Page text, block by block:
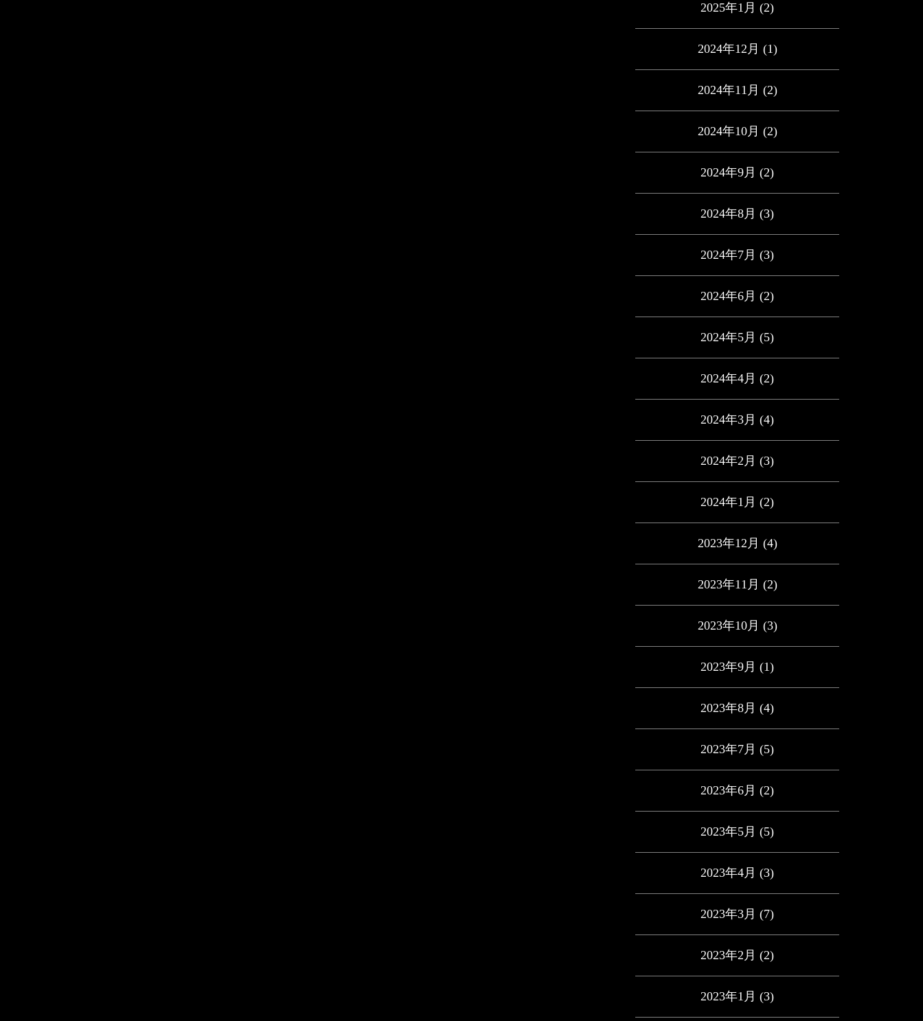
2025年1月 (2)
2024年12月 (1)
2024年11月 (2)
2024年10月 (2)
2024年9月 (2)
2024年8月 (3)
2024年7月 (3)
2024年6月 (2)
2024年5月 (5)
2024年4月 (2)
2024年3月 (4)
2024年2月 (3)
2024年1月 (2)
2023年12月 (4)
2023年11月 (2)
2023年10月 (3)
2023年9月 (1)
2023年8月 (4)
2023年7月 (5)
2023年6月 (2)
2023年5月 (5)
2023年4月 (3)
2023年3月 (7)
2023年2月 (2)
2023年1月 (3)